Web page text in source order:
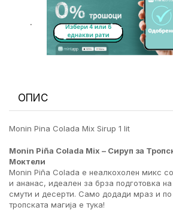
.
ОПИС
Monin Pina Colada Mix Sirup 1 lit
Monin Piña Colada Mix – Сируп за
Моктели
Monin Piña Colada е неалкохолен микс
и ананас, идеален за брза подготовка
смути и десерти. Само додади мраз и
тропската магија е тука!